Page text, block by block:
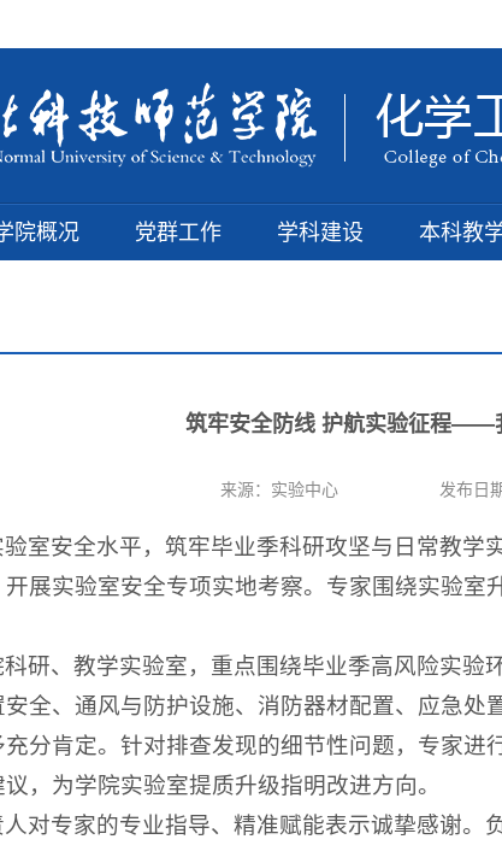
院概况 党群工作 学科建设 本科教
筑牢安全防线 护航实验征程——
来源：实验中心 发布日
室安全水平，筑牢毕业季科研攻坚与日常教
展实验室安全专项实地考察。专家围绕实验
研、教学实验室，重点围绕毕业季高风险实验
全、通风与防护设施、消防器材配置、应急
分肯定。针对排查发现的细节性问题，专家
，为学院实验室提质升级指明改进方向。
对专家的专业指导、精准赋能表示诚挚感谢